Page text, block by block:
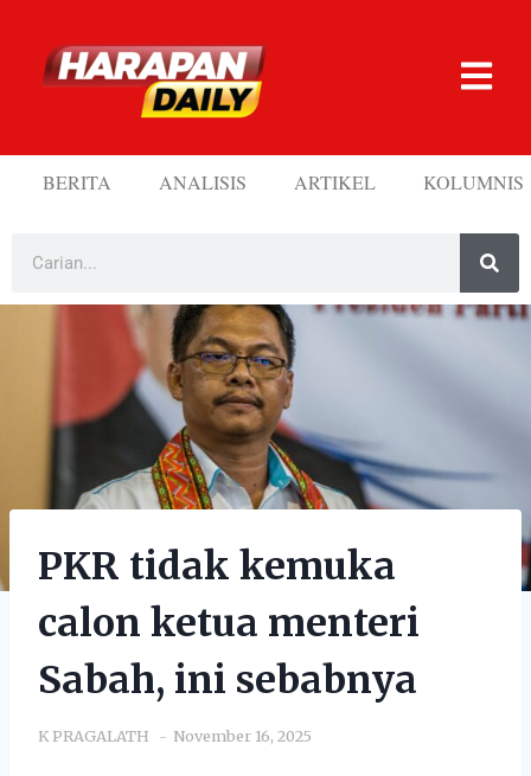
BERITA ANALISIS ARTIKEL KOLUMNIS
PKR tidak kemuka
calon ketua menteri
Sabah, ini sebabnya
K PRAGALATH November 16, 2025